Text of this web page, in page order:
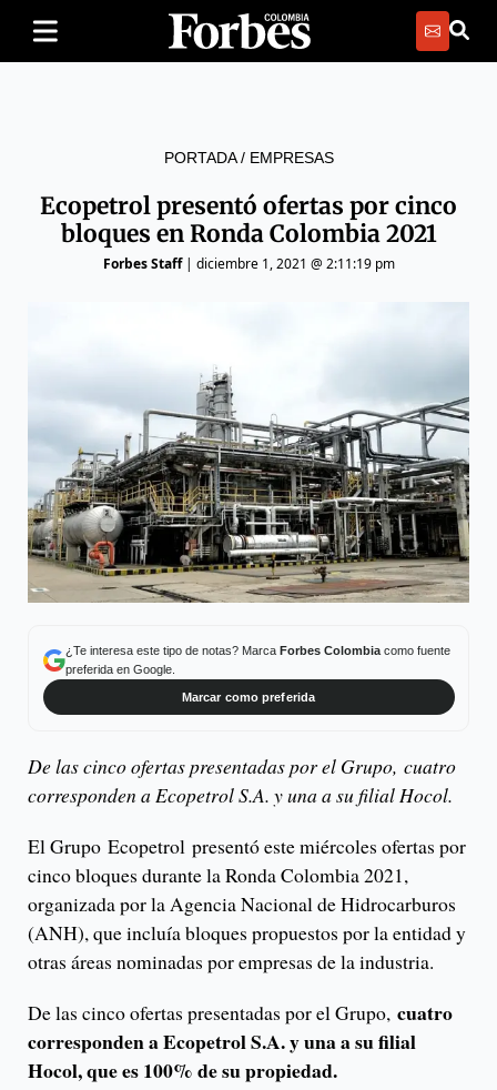
PORTADA/ EMPRESAS
Ecopetrol presentó ofertas por cinco
bloques en Ronda Colombia 2021
Forbes Staff| diciembre 1, 2021 @ 2:11:19 pm
¿Te interesa este tipo de notas? Marca Forbes Colombiacomo fuente
preferida en Google.
Marcar como preferida
De las cinco ofertas presentadas por el Grupo, cuatro
corresponden a Ecopetrol S.A. y una a su filial Hocol.
El Grupo Ecopetrol presentó este miércoles ofertas por
cinco bloques durante la Ronda Colombia 2021,
organizada por la Agencia Nacional de Hidrocarburos
(ANH), que incluía bloques propuestos por la entidad y
otras áreas nominadas por empresas de la industria.
De las cinco ofertas presentadas por el Grupo, cuatro
corresponden a Ecopetrol S.A. y una a su filial
Hocol, que es 100% de su propiedad.